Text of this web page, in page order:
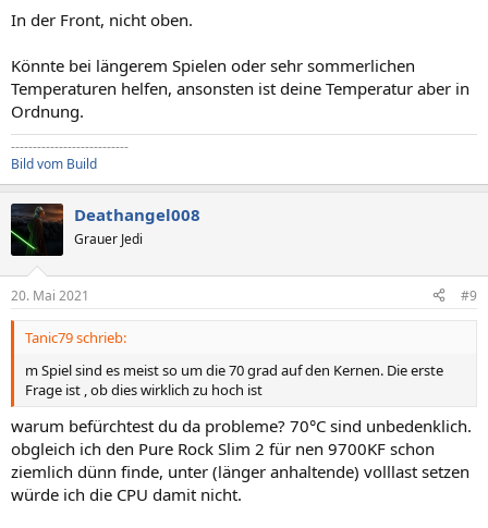
:
In der Front, nicht oben.
Könnte bei längerem Spielen oder sehr sommerlichen
Temperaturen helfen, ansonsten ist deine Temperatur aber in
Ordnung.
---------------------------
Bild vom Build
Deathangel008
Grauer Jedi
20. Mai 2021 #9
Tanic79 schrieb:
m Spiel sind es meist so um die 70 grad auf den Kernen. Die erste
Frage ist , ob dies wirklich zu hoch ist
warum befürchtest du da probleme? 70°C sind unbedenklich.
obgleich ich den Pure Rock Slim 2 für nen 9700KF schon
ziemlich dünn finde, unter (länger anhaltende) volllast setzen
würde ich die CPU damit nicht.